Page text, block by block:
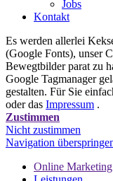
Jobs
Kontakt
Es werden allerlei
(Google Fonts), unser
Bewegtbilder parat zu
Google Tagmanager
gestalten. Für Sie
oder dasImpressum .
Zustimmen
Nicht zustimmen
Navigation
Online